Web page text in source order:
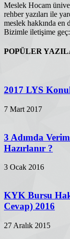
Meslek Hocam
rehber yazıları ile
meslek hakkında en
Bizimle iletişime geç:
POPÜLER
2017 LYS
7 Mart 2017
3 Adımda
Hazırlanır ?
3 Ocak 2016
KYK Bursu
Cevap) 2016
27 Aralık 2015